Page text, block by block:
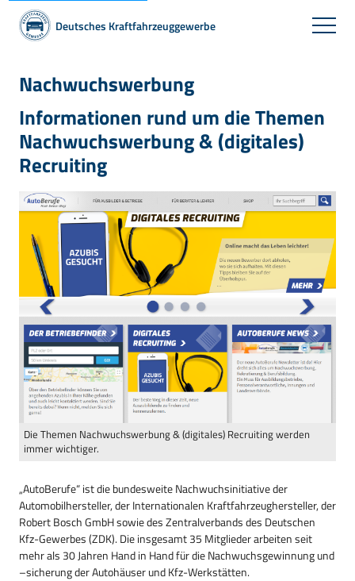
Deutsches Kraftfahrzeuggewerbe
Nachwuchswerbung
Informationen rund um die Themen
Nachwuchswerbung & (digitales)
Recruiting
Die Themen Nachwuchswerbung & (digitales) Recruiting werden
immer wichtiger.
„AutoBerufe“ ist die bundesweite Nachwuchsinitiative der
Automobilhersteller, der Internationalen Kraftfahrzeughersteller, der
Robert Bosch GmbH sowie des Zentralverbands des Deutschen
Kfz-Gewerbes (ZDK). Die insgesamt 35 Mitglieder arbeiten seit
mehr als 30 Jahren Hand in Hand für die Nachwuchsgewinnung und
–sicherung der Autohäuser und Kfz-Werkstätten.